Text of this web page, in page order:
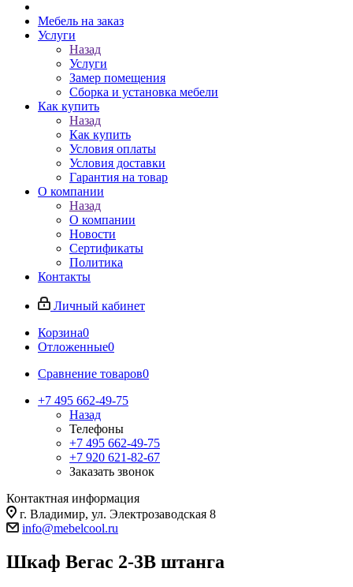
Мебель на заказ
Услуги
Назад
Услуги
Замер помещения
Сборка и установка мебели
Как купить
Назад
Как купить
Условия оплаты
Условия доставки
Гарантия на товар
О компании
Назад
О компании
Новости
Сертификаты
Политика
Контакты
Личный кабинет
Корзина0
Отложенные0
Сравнение товаров0
+7 495 662-49-75
Назад
Телефоны
+7 495 662-49-75
+7 920 621-82-67
Заказать звонок
Контактная информация
г. Владимир, ул. Электрозаводская 8
info@mebelcool.ru
Шкаф Вегас 2-3В штанга